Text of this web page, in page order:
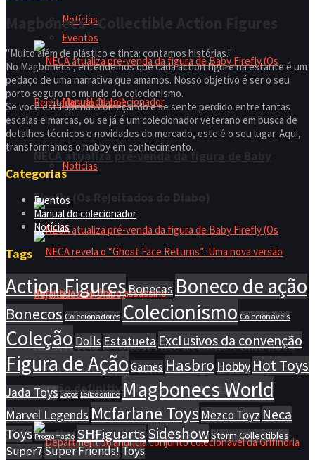
Eventos
Manual do colecionador
Notícias
NECA atualiza pré-venda da figura de Baby
Firefly (Os Rejeitados do Diabo)
Notícias
NECA atualiza pré-venda da figura de Baby
Firefly (Os Rejeitados do Diabo)
NECA revela o “Ghost Face Returns”: Uma nova
versão definitiva do icônico assassino
Magbonecs - Collectible Action Figures
"Muito além de plástico e tinta: contamos histórias."
No Magbonecs , entendemos que cada action figure na estante é um
pedaço de uma narrativa que amamos. Nosso objetivo é ser o seu
porto seguro no mundo do colecionismo.
Se você está apenas começando e se sente perdido entre tantas
escalas e marcas, ou se já é um colecionador veterano em busca de
detalhes técnicos e novidades do mercado, este é o seu lugar. Aqui,
transformamos o hobby em conhecimento.
Categorias
Eventos
Manual do colecionador
Notícias
Tags
Action FiguresBonecas Boneco de ação
Bonecos Colecionadores Colecionismo Colecionáveis
Coleção Dolls Estatueta Exclusivos da convenção
Figura de Ação Games Hasbro Hobby Hot Toys
Jada Toys Jogos Leilão online Magbonecs World
Marvel Legends Mcfarlane Toys Mezco Toyz Neca
Toys Programação SHFiguartsSideshowStorm Collectibles
Super7Super Friends!Toys